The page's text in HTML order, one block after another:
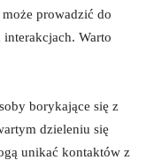
prowadzić do
Warto
‍borykające się ⁣z⁣
dzieleniu się⁢
unikać‌ kontaktów z